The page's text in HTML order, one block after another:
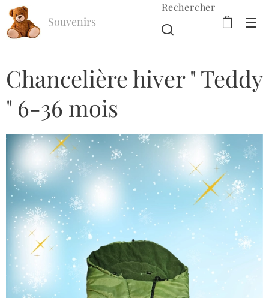
Souvenirs
Rechercher
Chancelière hiver " Teddy
" 6-36 mois